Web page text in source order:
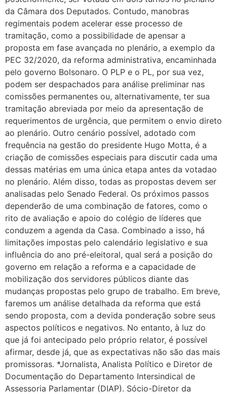
da Câmara dos Deputados. Contudo, manobras
regimentais podem acelerar esse processo de
tramitação, como a possibilidade de apensar a
proposta em fase avançada no plenário, a exemplo da
PEC 32/2020, da reforma administrativa, encaminhada
pelo governo Bolsonaro. O PLP e o PL, por sua vez,
podem ser despachados para análise preliminar nas
comissões permanentes ou, alternativamente, ter sua
tramitação abreviada por meio da apresentação de
requerimentos de urgência, que permitem o envio direto
ao plenário. Outro cenário possível, adotado com
frequência na gestão do presidente Hugo Motta, é a
criação de comissões especiais para discutir cada uma
dessas matérias em uma única etapa antes da votadao
no plenário. Além disso, todas as propostas devem ser
analisadas pelo Senado Federal. Os próximos passos
dependerão de uma combinação de fatores, como o
rito de avaliação e apoio do colégio de líderes que
conduzem a agenda da Casa. Combinado a isso, há
limitações impostas pelo calendário legislativo e sua
influência do ano pré-eleitoral, qual será a posição do
governo em relação a reforma e a capacidade de
mobilização dos servidores públicos diante das
mudanças propostas pelo grupo de trabalho. Em breve,
faremos um análise detalhada da reforma que está
sendo proposta, com a devida ponderação sobre seus
aspectos políticos e negativos. No entanto, à luz do
que já foi antecipado pelo próprio relator, é possível
afirmar, desde já, que as expectativas não são das mais
promissoras. *Jornalista, Analista Político e Diretor de
Documentação do Departamento Intersindical de
Assessoria Parlamentar (DIAP). Sócio-Diretor da